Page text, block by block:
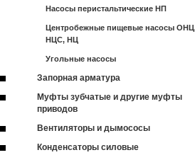
Насосы перистальтические НП
Центробежные пищевые насосы
НЦС, НЦ
Угольные насосы
Запорная арматура
Муфты зубчатые и другие муфты
приводов
Вентиляторы и дымососы
Конденсаторы силовые